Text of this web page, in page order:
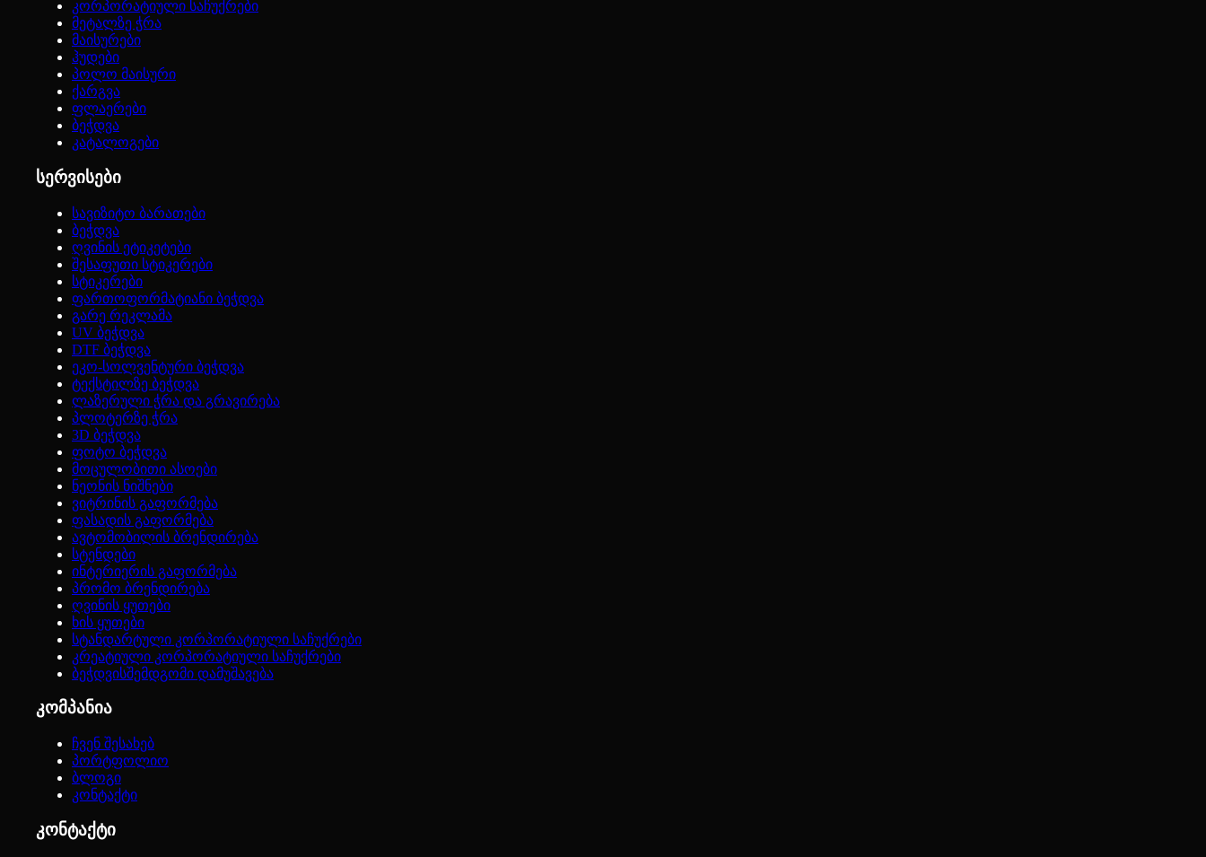
კორპორატიული საჩუქრები
მეტალზე ჭრა
მაისურები
ჰუდები
პოლო მაისური
ქარგვა
ფლაერები
ბეჭდვა
კატალოგები
სერვისები
სავიზიტო ბარათები
ბეჭდვა
ღვინის ეტიკეტები
შესაფუთი სტიკერები
სტიკერები
ფართოფორმატიანი ბეჭდვა
გარე რეკლამა
UV ბეჭდვა
DTF ბეჭდვა
ეკო-სოლვენტური ბეჭდვა
ტექსტილზე ბეჭდვა
ლაზერული ჭრა და გრავირება
პლოტერზე ჭრა
3D ბეჭდვა
ფოტო ბეჭდვა
მოცულობითი ასოები
ნეონის ნიშნები
ვიტრინის გაფორმება
ფასადის გაფორმება
ავტომობილის ბრენდირება
სტენდები
ინტერიერის გაფორმება
პრომო ბრენდირება
ღვინის ყუთები
ხის ყუთები
სტანდარტული კორპორატიული საჩუქრები
კრეატიული კორპორატიული საჩუქრები
ბეჭდვისშემდგომი დამუშავება
კომპანია
ჩვენ შესახებ
პორტფოლიო
ბლოგი
კონტაქტი
კონტაქტი